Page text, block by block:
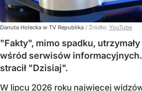
Danuta Holecka w TV Republika / Źródło: YouTube
"Fakty", mimo spadku,
wśród serwisów
stracił "Dzisiaj".
W lipcu 2026 roku najwięcej